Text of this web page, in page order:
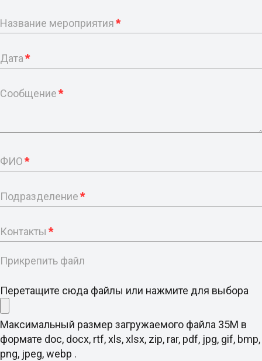
Название мероприятия*
Дата*
Сообщение*
ФИО*
Подразделение*
Контакты *
Прикрепить файл
Перетащите сюда файлы или нажмите для выбора
Максимальный размер загружаемого файла 35M в
формате doc, docx, rtf, xls, xlsx, zip, rar, pdf, jpg, gif, bmp,
png, jpeg, webp .